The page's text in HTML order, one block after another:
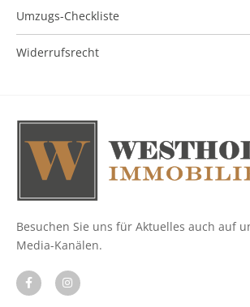
Umzugs-Checkliste
Widerrufsrecht
Besuchen Sie uns für Aktuelles auch auf
Media-Kanälen.